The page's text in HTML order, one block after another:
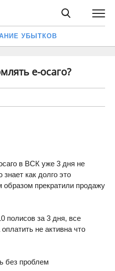
УБЫТКОВ
е-осаго?
в ВСК уже 3 дня не
знает как долго это
образом прекратили продажу
полисов за 3 дня, все
не активна что
без проблем